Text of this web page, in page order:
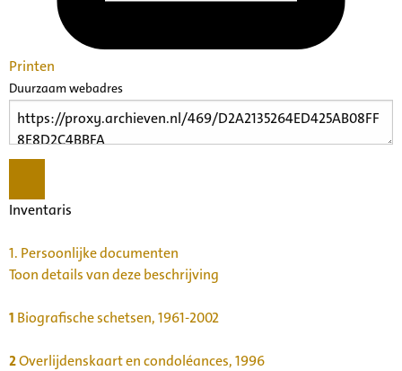
Printen
Duurzaam webadres
Inventaris
1. Persoonlijke documenten
Toon details van deze beschrijving
1 Biografische schetsen, 1961-2002
2Overlijdenskaart en condoléances, 1996